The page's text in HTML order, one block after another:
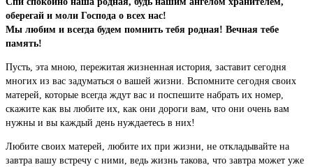
оберегай и моли Господа о всех нас!
Мы любим и всегда будем помнить тебя родная! Вечная тебе
память!
Пусть, эта мною, пережитая жизненная история, заставит сегодня
многих из вас задуматься о вашей жизни. Вспомните сегодня своих
матерей, которые всегда ждут вас и поспешите набрать их номер,
скажите как вы любите их, как они дороги вам, что они очень вам
нужны и вы каждый день нуждаетесь в них!
Любите своих матерей, любите их при жизни, не откладывайте на
завтра вашу встречу с ними, ведь жизнь такова, что завтра может уже